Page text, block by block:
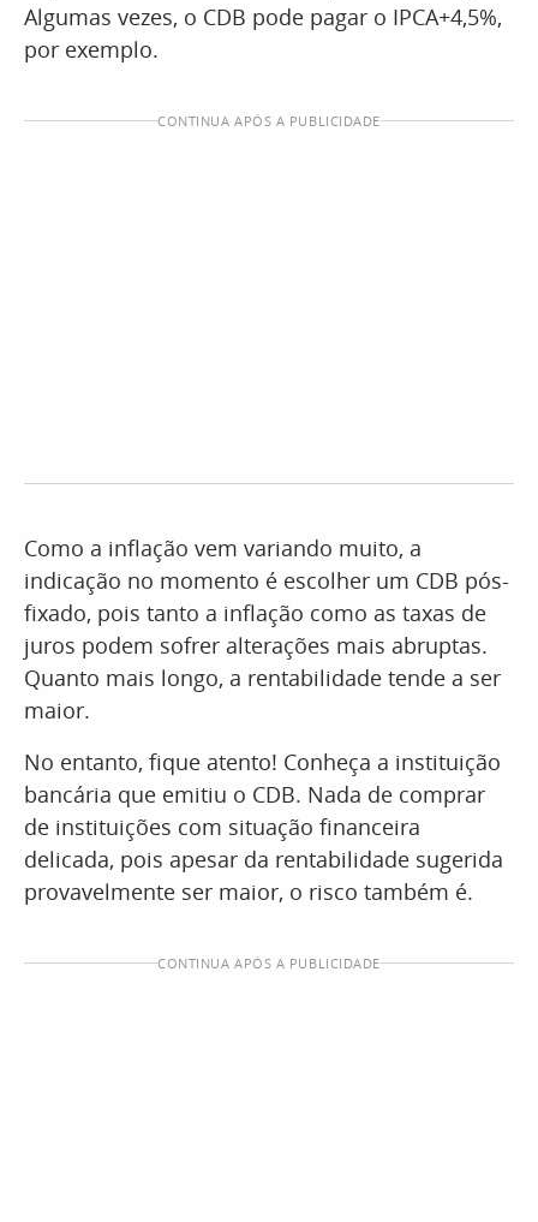
Algumas vezes, o CDB pode pagar o IPCA+4,5%,
por exemplo.
CONTINUA APÓS A PUBLICIDADE
Como a inflação vem variando muito, a
indicação no momento é escolher um CDB pós-
fixado, pois tanto a inflação como as taxas de
juros podem sofrer alterações mais abruptas.
Quanto mais longo, a rentabilidade tende a ser
maior.
No entanto, fique atento! Conheça a instituição
bancária que emitiu o CDB. Nada de comprar
de instituições com situação financeira
delicada, pois apesar da rentabilidade sugerida
provavelmente ser maior, o risco também é.
CONTINUA APÓS A PUBLICIDADE